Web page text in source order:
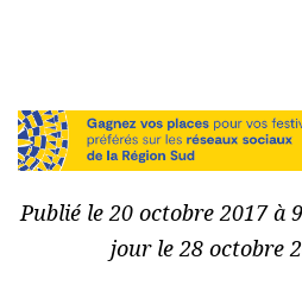
Publié le 20 octobre 2017 à
jour le 28 octobre